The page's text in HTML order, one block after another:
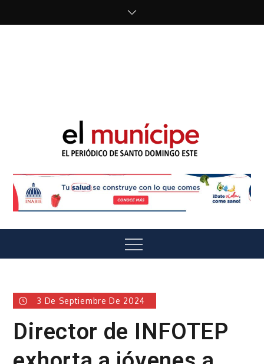
El Munícipe
Menu
3 De Septiembre De 2024
Director de INFOTEP